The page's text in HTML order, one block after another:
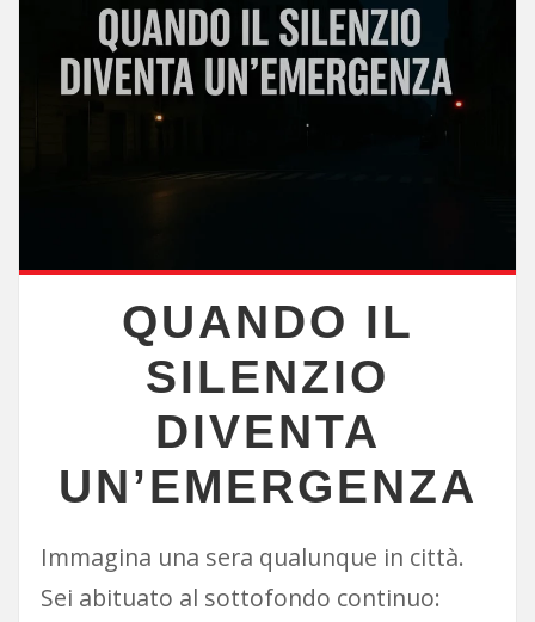
QUANDO IL
SILENZIO
DIVENTA
UN’EMERGENZA
Immagina una sera qualunque in città.
Sei abituato al sottofondo continuo: